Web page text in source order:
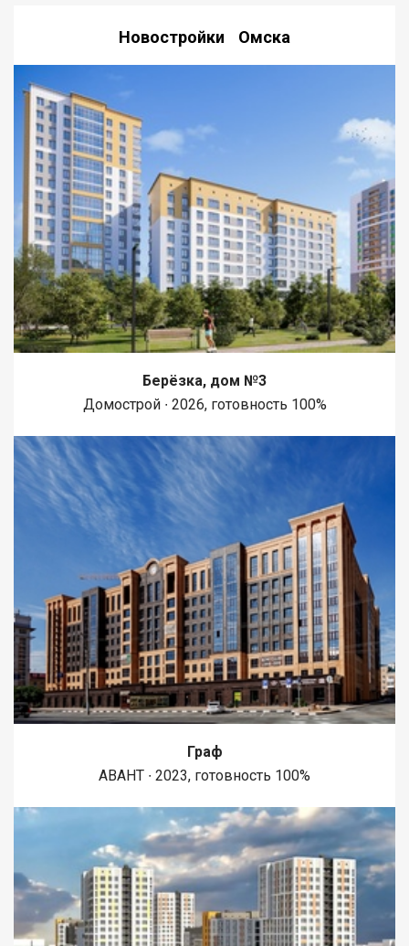
Новостройки Омска
Берёзка, дом №3
Домострой ∙ 2026, готовность 100%
Граф
АВАНТ ∙ 2023, готовность 100%